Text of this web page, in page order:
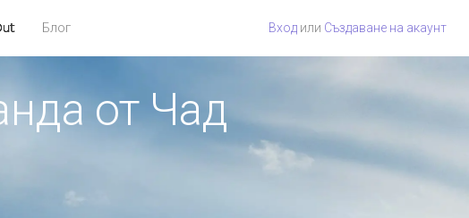
Блог Вход или Създаване на акаунт
от Чад